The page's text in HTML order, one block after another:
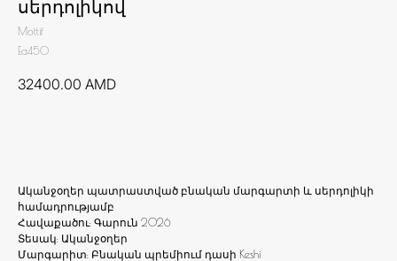
սերդոլիկով
Mottif
Ea450
32400.00 AMD
Ականջօղեր պատրաստված բնական մարգարտի և սերդոլիկի
համադրությամբ
Հավաքածու: Գարուն 2026
Տեսակ: Ականջօղեր
Մարգարիտ: Բնական պրեմիում դասի Keshi